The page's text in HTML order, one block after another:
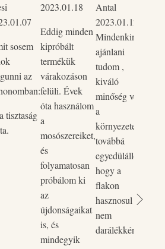
sosem
az
tisztaság
2023.01.18
Eddig minden
kipróbált
termékük
várakozáson
felüli. Évek
óta használom
a
mosószereiket,
és
folyamatosan
próbálom ki
az
újdonságaikat
is, és
mindegyik
Antal
2023.01.12
Mindenkinek
ajánlani
tudom ,
kiváló
minőség védi
a
környezetet,
továbbá
egyedülálló,
hogy a
flakon
hasznosul
nem
darálékként.